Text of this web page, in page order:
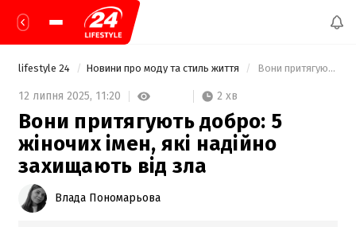
lifestyle 24 Новини про моду та стиль життя Вони притягують добро: 5 жіночих імен, які надійно захищають від зла
12 липня 2025, 11:20 2 хв
Вони притягують добро: 5
жіночих імен, які надійно
захищають від зла
Влада Пономарьова